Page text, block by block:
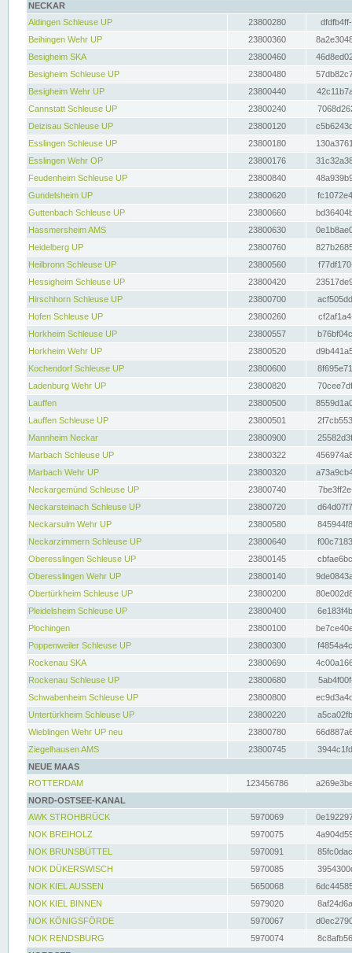
NECKAR
Aldingen Schleuse UP
23800280
Beihingen Wehr UP
23800360
Besigheim SKA
23800460
Besigheim Schleuse UP
23800480
Besigheim Wehr UP
23800440
Cannstatt Schleuse UP
23800240
Deizisau Schleuse UP
23800120
Esslingen Schleuse UP
23800180
Esslingen Wehr OP
23800176
Feudenheim Schleuse UP
23800840
Gundelsheim UP
23800620
Guttenbach Schleuse UP
23800660
Hassmersheim AMS
23800630
Heidelberg UP
23800760
Heilbronn Schleuse UP
23800560
Hessigheim Schleuse UP
23800420
Hirschhorn Schleuse UP
23800700
Hofen Schleuse UP
23800260
Horkheim Schleuse UP
23800557
Horkheim Wehr UP
23800520
Kochendorf Schleuse UP
23800600
Ladenburg Wehr UP
23800820
Lauffen
23800500
Lauffen Schleuse UP
23800501
Mannheim Neckar
23800900
Marbach Schleuse UP
23800322
Marbach Wehr UP
23800320
Neckargemünd Schleuse UP
23800740
Neckarsteinach Schleuse UP
23800720
Neckarsulm Wehr UP
23800580
Neckarzimmern Schleuse UP
23800640
Oberesslingen Schleuse UP
23800145
Oberesslingen Wehr UP
23800140
Obertürkheim Schleuse UP
23800200
Pleidelsheim Schleuse UP
23800400
Plochingen
23800100
Poppenweiler Schleuse UP
23800300
Rockenau SKA
23800690
Rockenau Schleuse UP
23800680
Schwabenheim Schleuse UP
23800800
Untertürkheim Schleuse UP
23800220
Wieblingen Wehr UP neu
23800780
Ziegelhausen AMS
23800745
NEUE MAAS
ROTTERDAM
123456786
NORD-OSTSEE-KANAL
AWK STROHBRÜCK
5970069
NOK BREIHOLZ
5970075
NOK BRUNSBÜTTEL
5970091
NOK DÜKERSWISCH
5970085
NOK KIEL AUSSEN
5650068
NOK KIEL BINNEN
5979020
NOK KÖNIGSFÖRDE
5970067
NOK RENDSBURG
5970074